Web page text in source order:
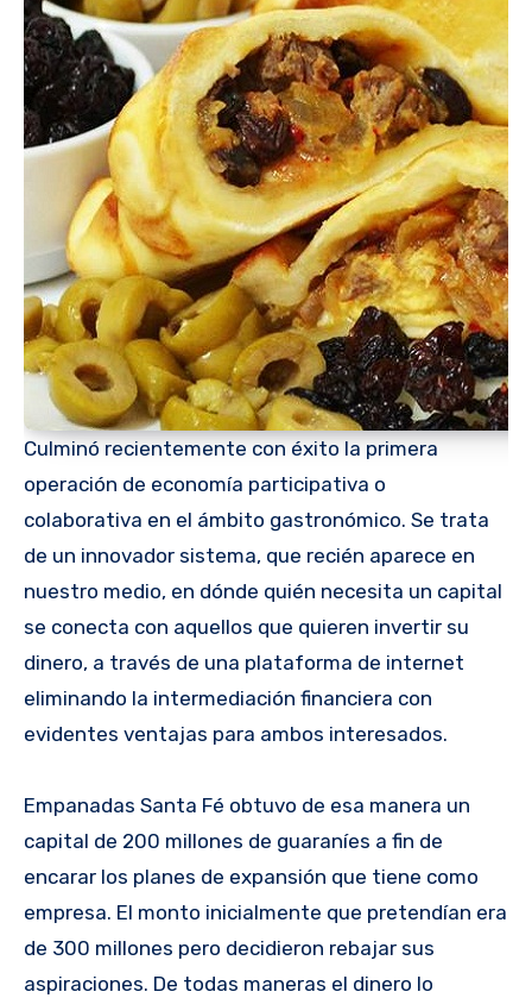
Culminó recientemente con éxito la primera
operación de economía participativa o
colaborativa en el ámbito gastronómico. Se trata
de un innovador sistema, que recién aparece en
nuestro medio, en dónde quién necesita un capital
se conecta con aquellos que quieren invertir su
dinero, a través de una plataforma de internet
eliminando la intermediación financiera con
evidentes ventajas para ambos interesados.
Empanadas Santa Fé obtuvo de esa manera un
capital de 200 millones de guaraníes a fin de
encarar los planes de expansión que tiene como
empresa. El monto inicialmente que pretendían era
de 300 millones pero decidieron rebajar sus
aspiraciones. De todas maneras el dinero lo